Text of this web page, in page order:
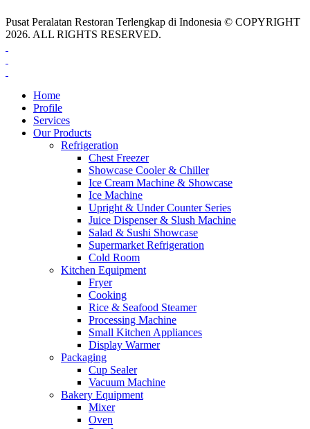
Pusat Peralatan Restoran Terlengkap di Indonesia © COPYRIGHT
2026. ALL RIGHTS RESERVED.
Home
Profile
Services
Our Products
Refrigeration
Chest Freezer
Showcase Cooler & Chiller
Ice Cream Machine & Showcase
Ice Machine
Upright & Under Counter Series
Juice Dispenser & Slush Machine
Salad & Sushi Showcase
Supermarket Refrigeration
Cold Room
Kitchen Equipment
Fryer
Cooking
Rice & Seafood Steamer
Processing Machine
Small Kitchen Appliances
Display Warmer
Packaging
Cup Sealer
Vacuum Machine
Bakery Equipment
Mixer
Oven